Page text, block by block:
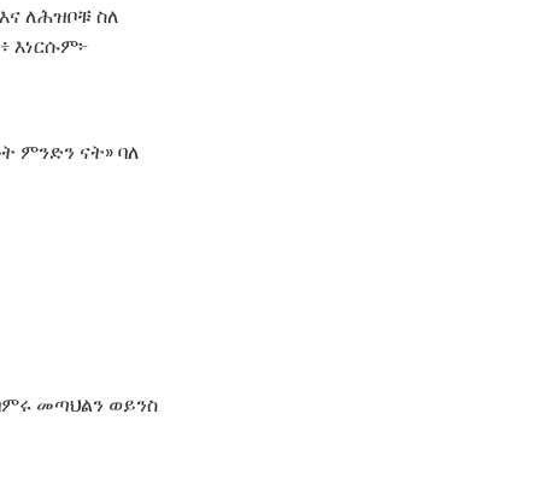
ለሕዝቦቹ ስለ
እነርሱም፦
ምንድን ናት» ባለ
መጣህልን ወይንስ